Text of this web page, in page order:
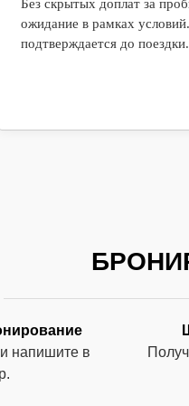
Без скрытых доплат за
ожидание в рамках
подтверждается до поездки.
напишите в